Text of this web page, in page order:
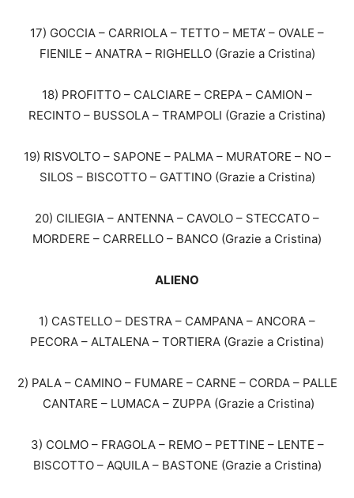
17) GOCCIA – CARRIOLA – TETTO – META’ – OVALE –
FIENILE – ANATRA – RIGHELLO (Grazie a Cristina)
18) PROFITTO – CALCIARE – CREPA – CAMION –
RECINTO – BUSSOLA – TRAMPOLI (Grazie a Cristina)
19) RISVOLTO – SAPONE – PALMA – MURATORE – NO –
SILOS – BISCOTTO – GATTINO (Grazie a Cristina)
20) CILIEGIA – ANTENNA – CAVOLO – STECCATO –
MORDERE – CARRELLO – BANCO (Grazie a Cristina)
ALIENO
1) CASTELLO – DESTRA – CAMPANA – ANCORA –
PECORA – ALTALENA – TORTIERA (Grazie a Cristina)
2) PALA – CAMINO – FUMARE – CARNE – CORDA – PALLE
CANTARE – LUMACA – ZUPPA (Grazie a Cristina)
3) COLMO – FRAGOLA – REMO – PETTINE – LENTE –
BISCOTTO – AQUILA – BASTONE (Grazie a Cristina)